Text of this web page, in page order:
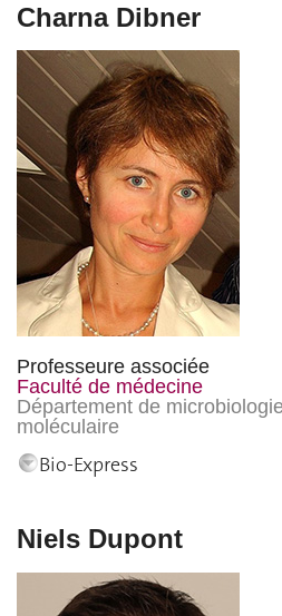
Charna Dibner
Professeure associée
Faculté de médecine
Département de
moléculaire
Bio-Express
Niels Dupont